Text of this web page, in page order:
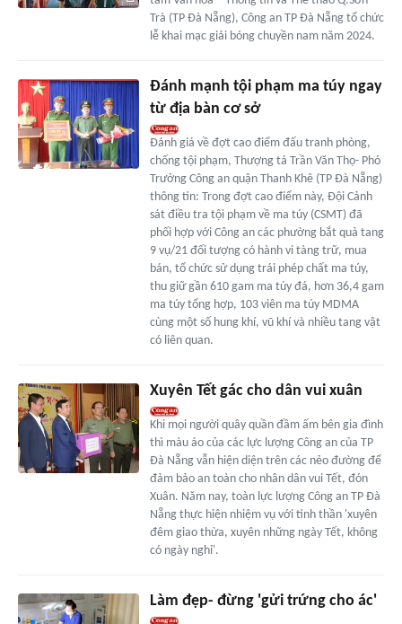
Trà (TP Đà Nẵng), Công an TP Đà Nẵng tổ chức
lễ khai mạc giải bóng chuyền nam năm 2024.
Đánh mạnh tội phạm ma túy ngay
từ địa bàn cơ sở
Đánh giá về đợt cao điểm đấu tranh phòng,
chống tội phạm, Thượng tá Trần Văn Thọ- Phó
Trưởng Công an quận Thanh Khê (TP Đà Nẵng)
thông tin: Trong đợt cao điểm này, Đội Cảnh
sát điều tra tội phạm về ma túy (CSMT) đã
phối hợp với Công an các phường bắt quả tang
9 vụ/21 đối tượng có hành vi tàng trữ, mua
bán, tổ chức sử dụng trái phép chất ma túy,
thu giữ gần 610 gam ma túy đá, hơn 36,4 gam
ma túy tổng hợp, 103 viên ma túy MDMA
cùng một số hung khí, vũ khí và nhiều tang vật
có liên quan.
Xuyên Tết gác cho dân vui xuân
Khi mọi người quây quần đầm ấm bên gia đình
thì màu áo của các lực lượng Công an của TP
Đà Nẵng vẫn hiện diện trên các nẻo đường để
đảm bảo an toàn cho nhân dân vui Tết, đón
Xuân. Năm nay, toàn lực lượng Công an TP Đà
Nẵng thực hiện nhiệm vụ với tinh thần 'xuyên
đêm giao thừa, xuyên những ngày Tết, không
có ngày nghỉ'.
Làm đẹp- đừng 'gửi trứng cho ác'